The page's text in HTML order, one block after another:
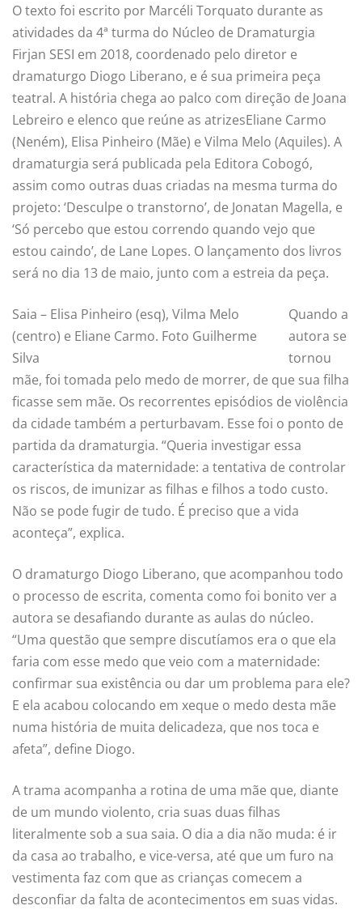
O texto foi escrito por Marcéli Torquato durante as
atividades da 4ª turma do Núcleo de Dramaturgia
Firjan SESI em 2018, coordenado pelo diretor e
dramaturgo Diogo Liberano, e é sua primeira peça
teatral. A história chega ao palco com direção de Joana
Lebreiro e elenco que reúne as atrizesEliane Carmo
(Neném), Elisa Pinheiro (Mãe) e Vilma Melo (Aquiles). A
dramaturgia será publicada pela Editora Cobogó,
assim como outras duas criadas na mesma turma do
projeto: ‘Desculpe o transtorno’, de Jonatan Magella, e
‘Só percebo que estou correndo quando vejo que
estou caindo’, de Lane Lopes. O lançamento dos livros
será no dia 13 de maio, junto com a estreia da peça.
Saia – Elisa Pinheiro (esq), Vilma Melo
(centro) e Eliane Carmo. Foto Guilherme
Silva
Quando a
autora se
tornou
mãe, foi tomada pelo medo de morrer, de que sua filha
ficasse sem mãe. Os recorrentes episódios de violência
da cidade também a perturbavam. Esse foi o ponto de
partida da dramaturgia. “Queria investigar essa
característica da maternidade: a tentativa de controlar
os riscos, de imunizar as filhas e filhos a todo custo.
Não se pode fugir de tudo. É preciso que a vida
aconteça”, explica.
O dramaturgo Diogo Liberano, que acompanhou todo
o processo de escrita, comenta como foi bonito ver a
autora se desafiando durante as aulas do núcleo.
“Uma questão que sempre discutíamos era o que ela
faria com esse medo que veio com a maternidade:
confirmar sua existência ou dar um problema para ele?
E ela acabou colocando em xeque o medo desta mãe
numa história de muita delicadeza, que nos toca e
afeta”, define Diogo.
A trama acompanha a rotina de uma mãe que, diante
de um mundo violento, cria suas duas filhas
literalmente sob a sua saia. O dia a dia não muda: é ir
da casa ao trabalho, e vice-versa, até que um furo na
vestimenta faz com que as crianças comecem a
desconfiar da falta de acontecimentos em suas vidas.